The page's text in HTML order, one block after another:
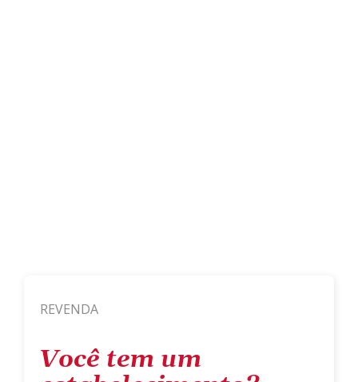
REVENDA
Você tem um